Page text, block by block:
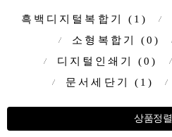
흑백디지털복합기 (1)
소형복합기 (0)
디지털인쇄기 (0)
문서세단기 (1)
상품정렬